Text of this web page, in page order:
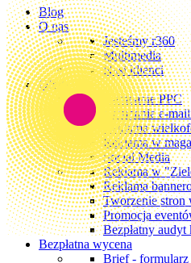
Blog
O nas
Jesteśmy r360
Multimedia
Nasi klienci
Oferta
Kampanie PPC
Kampanie e-
Reklama
Reklama w
Social Media
Reklama w
Reklama
Tworzenie stron
Promocja
Bezpłatny
Bezpłatna wycena
Brief - formularz